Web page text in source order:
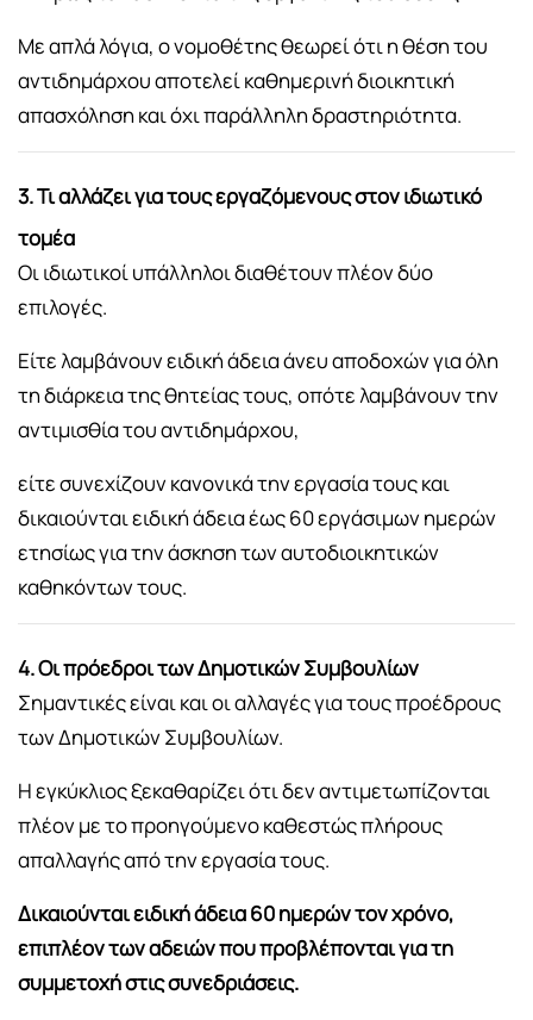
Με απλά λόγια, ο νομοθέτης θεωρεί ότι η θέση του
αντιδημάρχου αποτελεί καθημερινή διοικητική
απασχόληση και όχι παράλληλη δραστηριότητα.
3. Τι αλλάζει για τους εργαζόμενους στον ιδιωτικό
τομέα
Οι ιδιωτικοί υπάλληλοι διαθέτουν πλέον δύο
επιλογές.
Είτε λαμβάνουν ειδική άδεια άνευ αποδοχών για όλη
τη διάρκεια της θητείας τους, οπότε λαμβάνουν την
αντιμισθία του αντιδημάρχου,
είτε συνεχίζουν κανονικά την εργασία τους και
δικαιούνται ειδική άδεια έως 60 εργάσιμων ημερών
ετησίως για την άσκηση των αυτοδιοικητικών
καθηκόντων τους.
4. Οι πρόεδροι των Δημοτικών Συμβουλίων
Σημαντικές είναι και οι αλλαγές για τους προέδρους
των Δημοτικών Συμβουλίων.
Η εγκύκλιος ξεκαθαρίζει ότι δεν αντιμετωπίζονται
πλέον με το προηγούμενο καθεστώς πλήρους
απαλλαγής από την εργασία τους.
Δικαιούνται ειδική άδεια 60 ημερών τον χρόνο,
επιπλέον των αδειών που προβλέπονται για τη
συμμετοχή στις συνεδριάσεις.